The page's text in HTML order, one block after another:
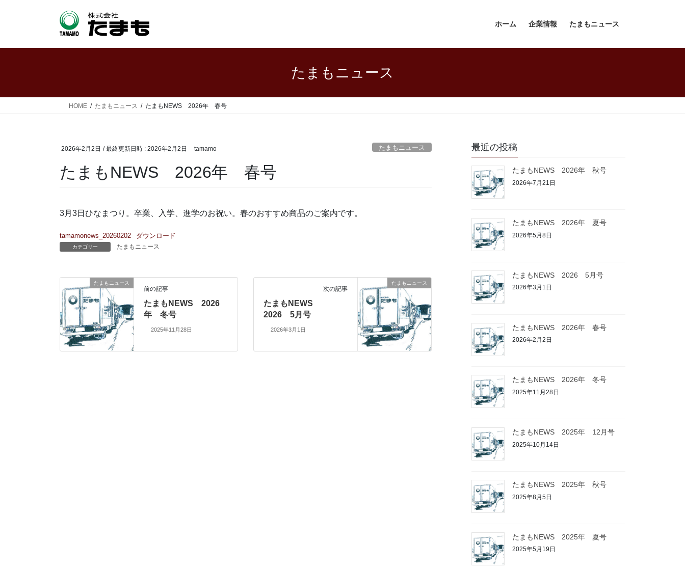
ホーム 企業情報 たまもニュース
たまもニュース
HOME たまもニュース たまもNEWS 2026年 春号
2026年2月2日 / 最終更新日時 : 2026年2月2日 tamamo たまもニュース
たまもNEWS 2026年 春号
3月3日ひなまつり。卒業、入学、進学のお祝い。春のおすすめ商品のご案内です。
tamamonews_20260202 ダウンロード
カテゴリー たまもニュース
たまもニュース
前の記事
たまもNEWS 2026
年 冬号
2025年11月28日
たまもニュース
次の記事
たまもNEWS
2026 5月号
2026年3月1日
最近の投稿
たまもNEWS 2026年 秋号
2026年7月21日
たまもNEWS 2026年 夏号
2026年5月8日
たまもNEWS 2026 5月号
2026年3月1日
たまもNEWS 2026年 春号
2026年2月2日
たまもNEWS 2026年 冬号
2025年11月28日
たまもNEWS 2025年 12月号
2025年10月14日
たまもNEWS 2025年 秋号
2025年8月5日
たまもNEWS 2025年 夏号
2025年5月19日